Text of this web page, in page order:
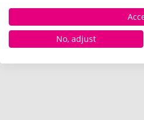
No, adjust